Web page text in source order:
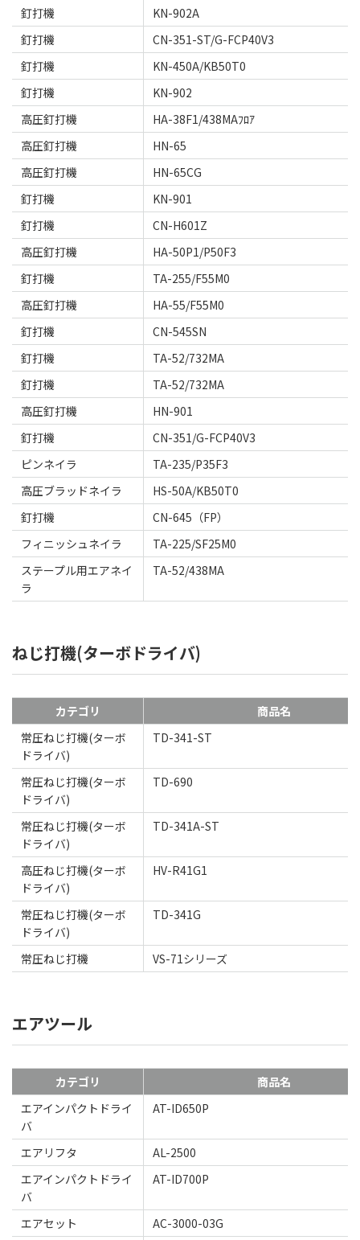
釘打機
KN-902A
釘打機
CN-351-ST/G-FCP40V3
釘打機
KN-450A/KB50T0
釘打機
KN-902
高圧釘打機
HA-38F1/438MAﾌﾛｱ
高圧釘打機
HN-65
高圧釘打機
HN-65CG
釘打機
KN-901
釘打機
CN-H601Z
高圧釘打機
HA-50P1/P50F3
釘打機
TA-255/F55M0
高圧釘打機
HA-55/F55M0
釘打機
CN-545SN
釘打機
TA-52/732MA
釘打機
TA-52/732MA
高圧釘打機
HN-901
釘打機
CN-351/G-FCP40V3
ピンネイラ
TA-235/P35F3
高圧ブラッドネイラ
HS-50A/KB50T0
釘打機
CN-645（FP）
フィニッシュネイラ
TA-225/SF25M0
ステープル用エアネイ
ラ
TA-52/438MA
ねじ打機(ターボドライバ)
カテゴリ
商品名
常圧ねじ打機(ターボ
ドライバ)
TD-341-ST
常圧ねじ打機(ターボ
ドライバ)
TD-690
常圧ねじ打機(ターボ
ドライバ)
TD-341A-ST
高圧ねじ打機(ターボ
ドライバ)
HV-R41G1
常圧ねじ打機(ターボ
ドライバ)
TD-341G
常圧ねじ打機 VS-71シリーズ
エアツール
カテゴリ
商品名
エアインパクトドライ
バ
AT-ID650P
エアリフタ
AL-2500
エアインパクトドライ
バ
AT-ID700P
エアセット
AC-3000-03G